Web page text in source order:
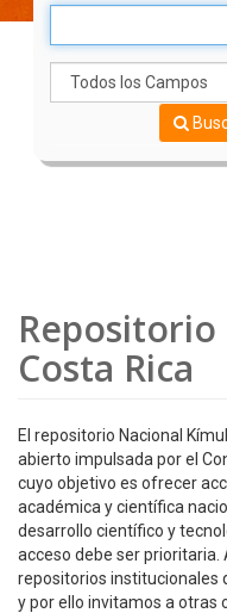
Costa Rica
El repositorio Nacional
abierto impulsada por el
cuyo objetivo es ofrecer
académica y científica
desarrollo científico y
acceso debe ser prioritaria.
repositorios institucionales
y por ello invitamos a otras